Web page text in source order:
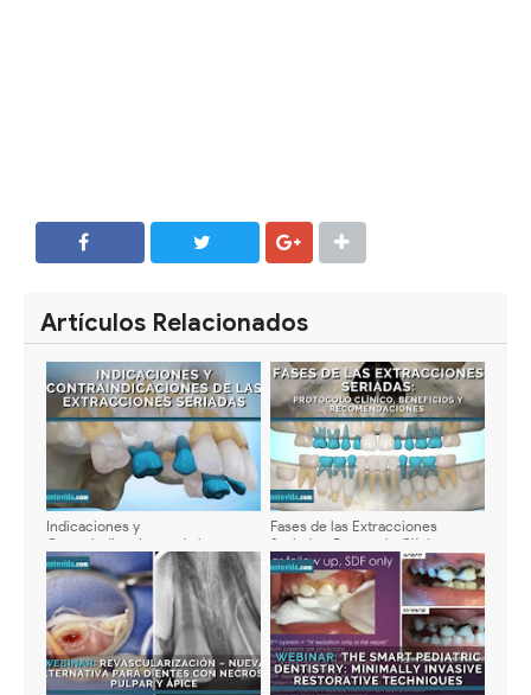
Artículos Relacionados
Indicaciones y
Contraindicaciones de las
Extracciones Seriadas en
Odontología Infantil: Guía
Clínica Actualizada
Fases de las Extracciones
Seriadas: Protocolo Clínico,
Beneficios y Recomendaciones